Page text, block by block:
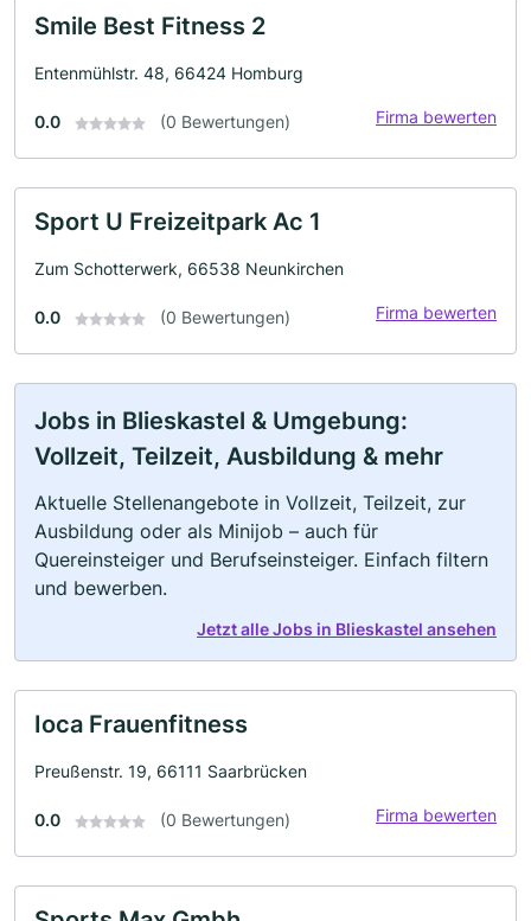
Smile Best Fitness 2
Entenmühlstr. 48, 66424 Homburg
0.0 (0 Bewertungen) Firma bewerten
Sport U Freizeitpark Ac 1
Zum Schotterwerk, 66538 Neunkirchen
0.0 (0 Bewertungen) Firma bewerten
Jobs in Blieskastel & Umgebung:
Vollzeit, Teilzeit, Ausbildung & mehr
Aktuelle Stellenangebote in Vollzeit, Teilzeit, zur
Ausbildung oder als Minijob – auch für
Quereinsteiger und Berufseinsteiger. Einfach filtern
und bewerben.
Jetzt alle Jobs in Blieskastel ansehen
Ioca Frauenfitness
Preußenstr. 19, 66111 Saarbrücken
0.0 (0 Bewertungen) Firma bewerten